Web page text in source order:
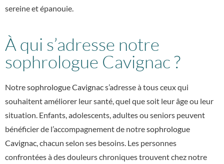
sereine et épanouie.
À qui s’adresse notre
sophrologue Cavignac ?
Notresophrologue Cavignacs’adresse à tous ceux qui
souhaitent améliorer leur santé, quel que soit leur âge ou leur
situation. Enfants, adolescents, adultes ou seniors peuvent
bénéficier de l’accompagnement de notresophrologue
Cavignac, chacun selon ses besoins. Les personnes
confrontées à des douleurs chroniques trouvent chez notre